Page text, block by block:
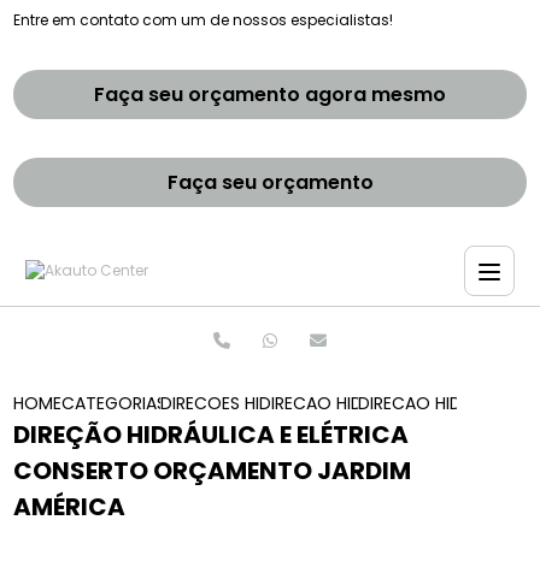
Entre em contato com um de nossos especialistas!
Faça seu orçamento agora mesmo
Faça seu orçamento
HOMECATEGORIASDIRECOES HIDRAULICASDIRECAO HIDRAULICA E ELETRICA
DIRECAO HIDRAULICA
DIREÇÃO HIDRÁULICA E ELÉTRICA
CONSERTO ORÇAMENTO JARDIM
AMÉRICA